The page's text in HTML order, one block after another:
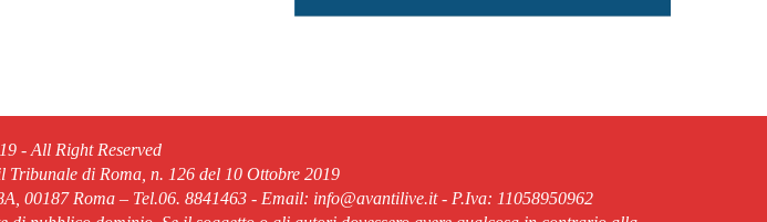
- All Right Reserved
Tribunale di Roma, n. 126 del 10 Ottobre 2019
00187 Roma – Tel.06. 8841463 - Email: info@avantilive.it - P.Iva: 11058950962